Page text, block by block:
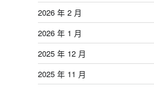
2026 年 2 月
2026 年 1 月
2025 年 12 月
2025 年 11 月